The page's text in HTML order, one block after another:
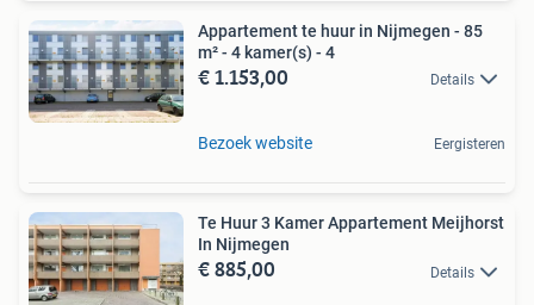
Appartement te huur in Nijmegen - 85
m² - 4 kamer(s) - 4
€ 1.153,00 Details
Bezoek website Eergisteren
Te Huur 3 Kamer Appartement Meijhorst
In Nijmegen
€ 885,00 Details